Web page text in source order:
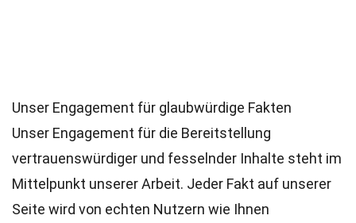
Unser Engagement für glaubwürdige Fakten
Unser Engagement für die Bereitstellung
vertrauenswürdiger und fesselnder Inhalte steht im
Mittelpunkt unserer Arbeit. Jeder Fakt auf unserer
Seite wird von echten Nutzern wie Ihnen